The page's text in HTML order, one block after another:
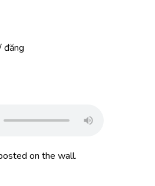
đăng
on the wall.